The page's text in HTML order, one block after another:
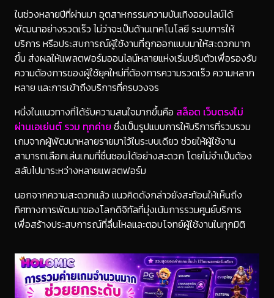
ในช่วงหลายปีที่ผ่านมา อุตสาหกรรมความบันเทิงออนไลน์ได้
พัฒนาอย่างรวดเร็ว ไม่ว่าจะเป็นด้านเทคโนโลยี ระบบการให้
บริการ หรือประสบการณ์ผู้ใช้งานที่ถูกออกแบบมาให้สะดวกมาก
ขึ้น ส่งผลให้แพลตฟอร์มออนไลน์หลายแห่งเริ่มปรับตัวเพื่อรองรับ
ความต้องการของผู้ใช้ยุคใหม่ที่ต้องการความรวดเร็ว ความหลาก
หลาย และการเข้าถึงบริการที่ครบวงจร
หนึ่งในแนวทางที่ได้รับความสนใจมากขึ้นคือ สล็อต เว็บตรงไม่
ผ่านเอเย่นต์ รวม ทุกค่าย ซึ่งเป็นรูปแบบการให้บริการที่รวบรวม
เกมจากผู้พัฒนาหลายรายมาไว้ในระบบเดียว ช่วยให้ผู้ใช้งาน
สามารถเลือกเล่นเกมที่ชื่นชอบได้อย่างสะดวก โดยไม่จำเป็นต้อง
สลับไปมาระหว่างหลายแพลตฟอร์ม
นอกจากความสะดวกแล้ว แนวคิดดังกล่าวยังสะท้อนให้เห็นถึง
ทิศทางการพัฒนาของโลกดิจิทัลที่มุ่งเน้นการรวมศูนย์บริการ
เพื่อสร้างประสบการณ์ที่ลื่นไหลและตอบโจทย์ผู้ใช้งานในทุกมิติ